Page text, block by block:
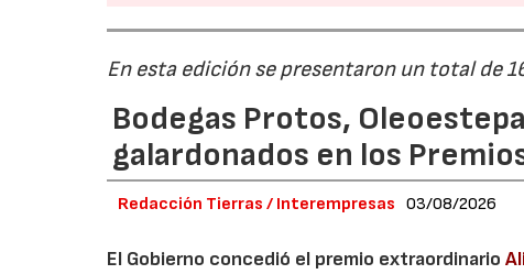
En esta edición se presentaron un total de
Bodegas Protos,
galardonados en los
Redacción Tierras / Interempresas 03/08/2026
El Gobierno concedió el premio extraordinario